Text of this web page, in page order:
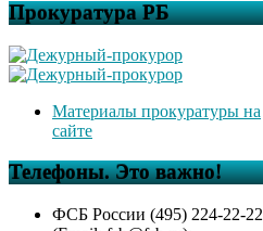
Прокуратура РБ
Материалы прокуратуры на
сайте
Телефоны. Это важно!
ФСБ России (495) 224-22-22